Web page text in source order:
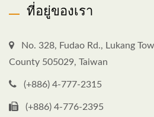
ที่อยู่ของเรา
No. 328, Fudao Rd., Lukang
County 505029, Taiwan
(+886) 4-777-2315
(+886) 4-776-2395